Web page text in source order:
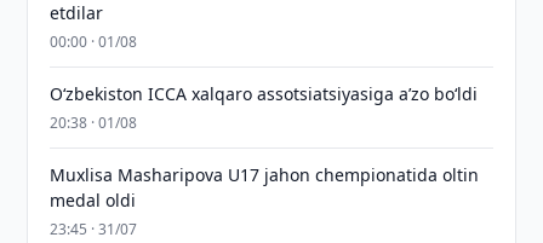
etdilar
00:00 · 01/08
O‘zbekiston ICCA xalqaro assotsiatsiyasiga aʼzo bo‘ldi
20:38 · 01/08
Muxlisa Masharipova U17 jahon chempionatida oltin
medal oldi
23:45 · 31/07